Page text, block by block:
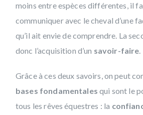
moins entre espèces différentes, il
communiquer avec le cheval d’une
qu’il ait envie de comprendre. La
donc l’acquisition d’un savoir-faire.
Grâce à ces deux savoirs, on peut
bases fondamentales qui sont le
tous les rêves équestres : la